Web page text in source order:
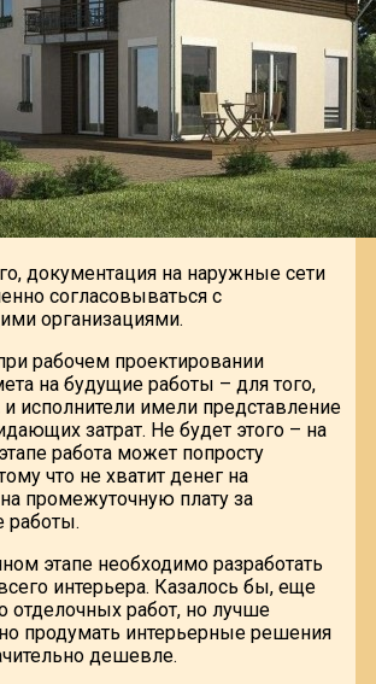
документация на наружные сети
согласовываться с
организациями.
рабочем проектировании
на будущие работы – для того,
исполнители имели представление
затрат. Не будет этого – на
работа может попросту
что не хватит денег на
промежуточную плату за
работы.
этапе необходимо разработать
интерьера. Казалось бы, еще
отделочных работ, но лучше
продумать интерьерные решения
дешевле.